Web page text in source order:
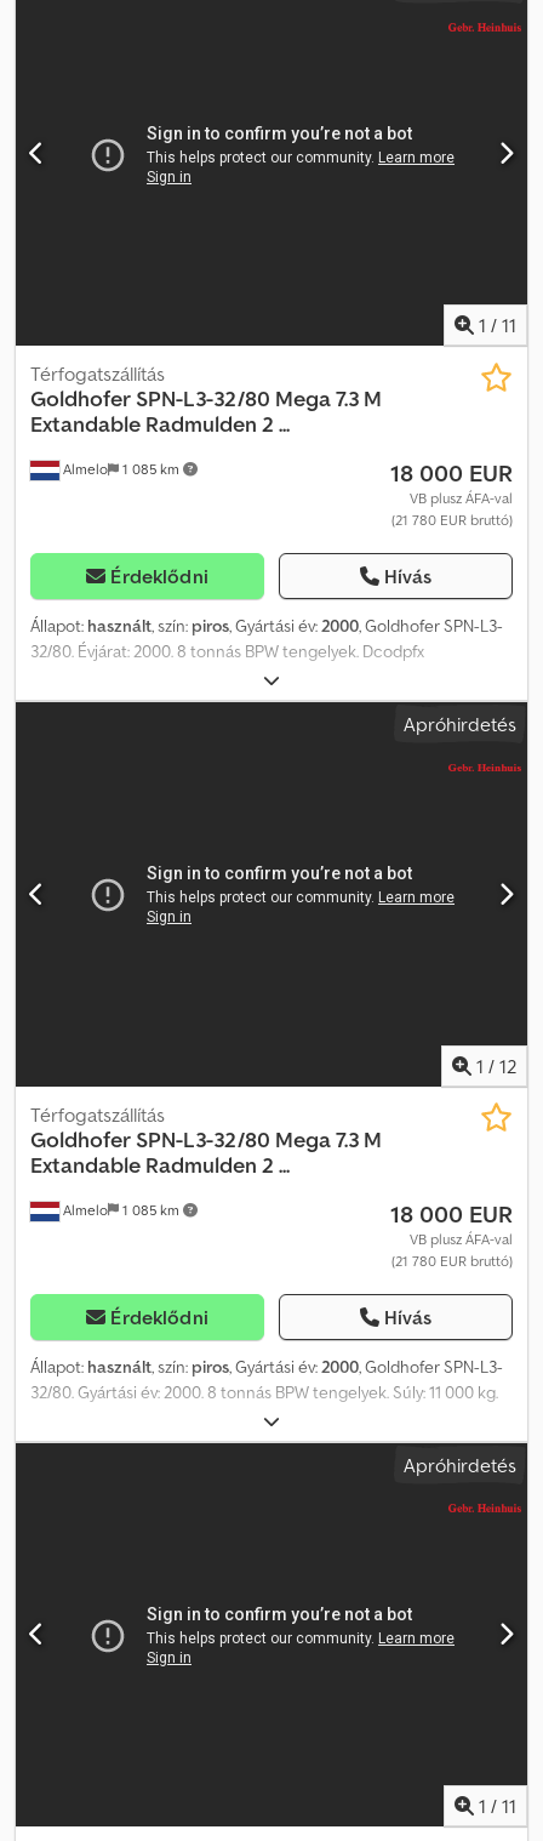
tengely Teljes hossz: 20.500 mm ! Német forgalmi engedéllyel !
jellegűek, a tévedés és elírás jogát fenntartjuk! Dcedpfxswq Ai Ns
Adqek Az interneten található információk nem minősülnek
szerződéses tulajdonságnak. Az eladó nem vállal felelősséget
1 / 11
Almelo 1 085 km
Térfogatszállítás
Goldhofer SPN-L3-32/80 Mega 7.3 M
Extandable Radmulden 2 ...
18 000 EUR
VB plusz ÁFA-val
(21 780 EUR bruttó)
Érdeklődni Hívás
Állapot: használt, szín: piros, Gyártási év:2000, Goldhofer SPN-L3-
32/80. Évjárat: 2000. 8 tonnás BPW tengelyek. Dcodpfx
Adezpvqueqsk Súly: 11 000 kg. Terhelhetőség: 25 000 kg. Maximális
súly: 36 000 kg. Vonófej terhelése: 12 000 kg. Légrugózás.
Mega/Alacsony rakterű. 7,3 méterrel bővíthető. Kerékárok (belső
Szélesség: 2550 mm. Magasság: 1100 mm. Vonófej magassága: 1000
által kiadott hirdetésre, ajánlatra és árajánlatra, minden Heinhuis
által kötött megállapodásra, valamint az azokat megelőző
tárgyalásokra. Bármilyen formában tett válaszával elfogadja a
Céginformációk = További információkért:
Apróhirdetés
1 / 12
Almelo 1 085 km
Térfogatszállítás
Goldhofer SPN-L3-32/80 Mega 7.3 M
Extandable Radmulden 2 ...
18 000 EUR
VB plusz ÁFA-val
(21 780 EUR bruttó)
Érdeklődni Hívás
Állapot: használt, szín: piros, Gyártási év: 2000, Goldhofer SPN-L3-
32/80. Gyártási év: 2000. 8 tonnás BPW tengelyek. Súly: 11 000 kg.
Teherbírás: 25 000 kg. Maximális súly: 36 000 kg. Vonófej terhelése:
12 000 kg. Légrugós felfüggesztés. Mega/Alacsony padló. 7,3
méterrel bővíthető. Kerékárok (belső magasság: 650 mm). Padló
mm. Vonófej magassága: 1000 mm. Gumiabroncsok: 235/75R17,5,
hirdetésre, ajánlatra és árajánlatra, valamint a Heinhuis által kötött
minden megállapodásra és az azokhoz vezető tárgyalásokra.
Bármilyen formában megfogalmazott válaszával elfogadja a
információkért:
Apróhirdetés
1 / 11